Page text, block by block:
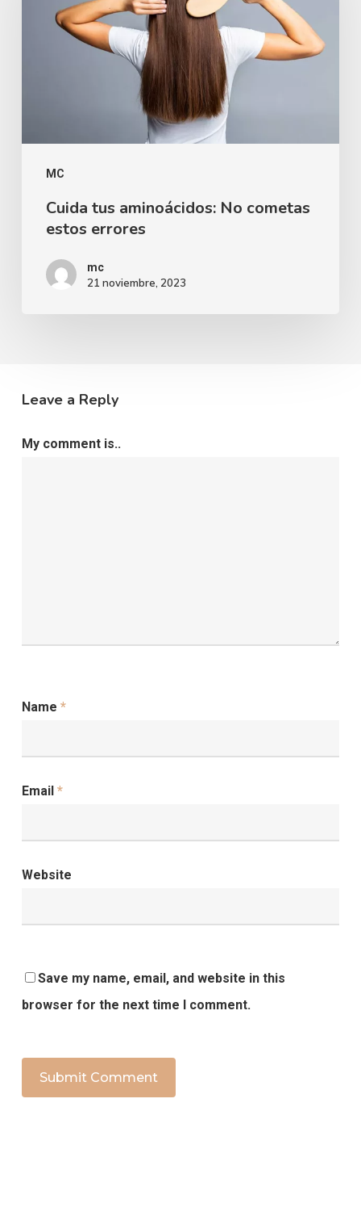
MC
Cuida tus aminoácidos: No cometas
estos errores
mc
21 noviembre, 2023
Leave a Reply
My comment is..
Name *
Email *
Website
Save my name, email, and website in this
browser for the next time I comment.